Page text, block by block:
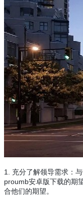
1. 充分了解领导需求
proumb安卓版下载的期望
合他们的期望。